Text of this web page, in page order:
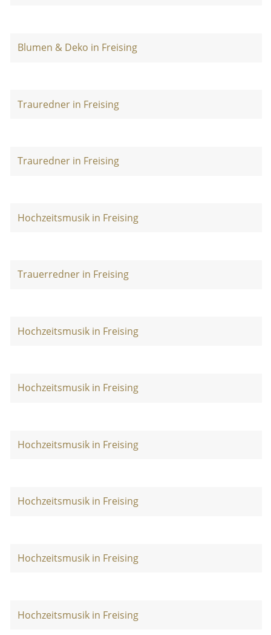
Blumen & Deko in Freising
Trauredner in Freising
Trauredner in Freising
Hochzeitsmusik in Freising
Trauerredner in Freising
Hochzeitsmusik in Freising
Hochzeitsmusik in Freising
Hochzeitsmusik in Freising
Hochzeitsmusik in Freising
Hochzeitsmusik in Freising
Hochzeitsmusik in Freising